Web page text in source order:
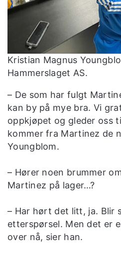
Kristian Magnus
Hammerslaget AS.
– De som har fulgt
kan by på mye bra. Vi
oppkjøpet og gleder oss
kommer fra Martinez de
Youngblom.
– Hører noen brummer
Martinez på lager…?
– Har hørt det litt, ja. Blir
etterspørsel. Men det er
over nå, sier han.